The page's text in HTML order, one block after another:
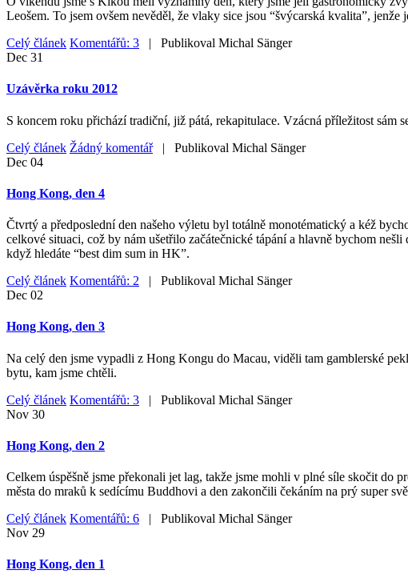
Leošem. To jsem ovšem nevěděl, že vlaky sice jsou “švýcarská kvalita”,
Celý článek Komentářů: 3 | Publikoval Michal Sänger
Dec 31
Uzávěrka roku 2012
S koncem roku přichází tradiční, již pátá, rekapitulace. Vzácná příležitost
Celý článek Žádný komentář| Publikoval Michal Sänger
Dec 04
Hong Kong, den 4
Čtvrtý a předposlední den našeho výletu byl totálně monotématický a kéž
celkové situaci, což by nám ušetřilo začátečnické tápání a hlavně bychom
když hledáte “best dim sum in HK”.
Celý článek Komentářů: 2 | Publikoval Michal Sänger
Dec 02
Hong Kong, den 3
Na celý den jsme vypadli z Hong Kongu do Macau, viděli tam gamblerské
bytu, kam jsme chtěli.
Celý článek Komentářů: 3 | Publikoval Michal Sänger
Nov 30
Hong Kong, den 2
Celkem úspěšně jsme překonali jet lag, takže jsme mohli v plné síle skočit
města do mraků k sedícímu Buddhovi a den zakončili čekáním na prý super
Celý článek Komentářů: 6 | Publikoval Michal Sänger
Nov 29
Hong Kong, den 1